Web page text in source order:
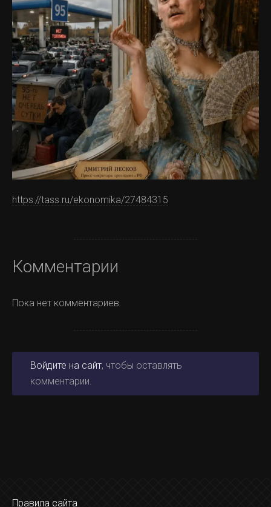
https://tass.ru/ekonomika/27484315
Комментарии
Пока нет комментариев.
Войдите на сайт, чтобы оставлять
комментарии.
Правила сайта